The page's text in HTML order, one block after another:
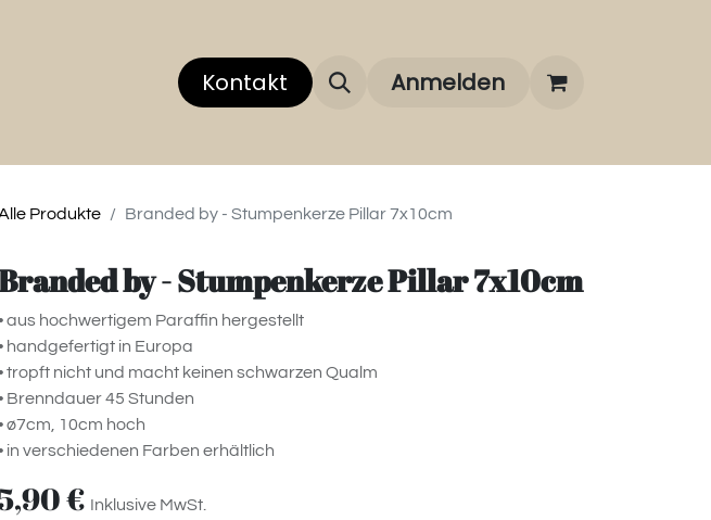
Über uns Über unsere Marken FAQ
Kontakt Anmelden
Produkte Branded by - Stumpenkerze Pillar 7x10cm
by - Stumpenkerze Pillar 7x10cm
aus hochwertigem Paraffin hergestellt
handgefertigt in Europa
tropft nicht und macht keinen schwarzen Qualm
Brenndauer 45 Stunden
ø7cm, 10cm hoch
in verschiedenen Farben erhältlich
€ Inklusive MwSt.